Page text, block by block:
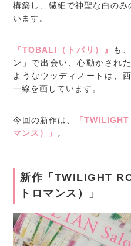
構築し、繊細で神聖な白のみ
います。
『TOBALI（トバリ）』
も
ン」で出会い、心動かされ
ようなウッディノートは、
一線を画しています。
今回の新作は、
「
マンス）」 。
新作「TWILIGHT
トロマンス）」